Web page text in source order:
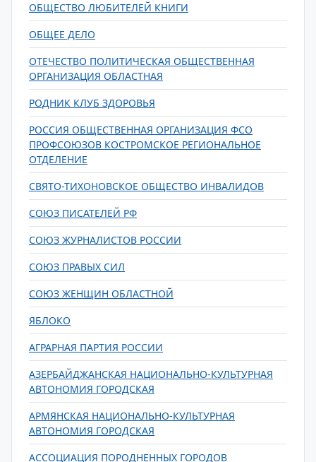
ОБЩЕСТВО ЛЮБИТЕЛЕЙ КНИГИ
ОБЩЕЕ ДЕЛО
ОТЕЧЕСТВО ПОЛИТИЧЕСКАЯ ОБЩЕСТВЕННАЯ
ОРГАНИЗАЦИЯ ОБЛАСТНАЯ
РОДНИК КЛУБ ЗДОРОВЬЯ
РОССИЯ ОБЩЕСТВЕННАЯ ОРГАНИЗАЦИЯ ФСО
ПРОФСОЮЗОВ КОСТРОМСКОЕ РЕГИОНАЛЬНОЕ
ОТДЕЛЕНИЕ
СВЯТО-ТИХОНОВСКОЕ ОБЩЕСТВО ИНВАЛИДОВ
СОЮЗ ПИСАТЕЛЕЙ РФ
СОЮЗ ЖУРНАЛИСТОВ РОССИИ
СОЮЗ ПРАВЫХ СИЛ
СОЮЗ ЖЕНЩИН ОБЛАСТНОЙ
ЯБЛОКО
АГРАРНАЯ ПАРТИЯ РОССИИ
АЗЕРБАЙДЖАНСКАЯ НАЦИОНАЛЬНО-КУЛЬТУРНАЯ
АВТОНОМИЯ ГОРОДСКАЯ
АРМЯНСКАЯ НАЦИОНАЛЬНО-КУЛЬТУРНАЯ
АВТОНОМИЯ ГОРОДСКАЯ
АССОЦИАЦИЯ ПОРОДНЕННЫХ ГОРОДОВ